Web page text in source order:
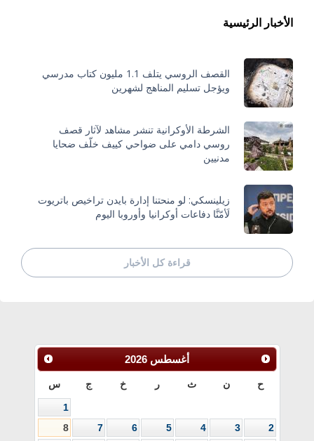
الأخبار الرئيسية
القصف الروسي يتلف 1.1 مليون كتاب مدرسي
ويؤجل تسليم المناهج لشهرين
الشرطة الأوكرانية تنشر مشاهد لآثار قصف
روسي دامي على ضواحي كييف خلّف ضحايا
مدنيين
زيلينسكي: لو منحتنا إدارة بايدن تراخيص باتريوت
لَأمّنَّا دفاعات أوكرانيا وأوروبا اليوم
قراءة كل الأخبار
أغسطس 2026
ح ن ث ر خ ج س
1
2
3
4
5
6
7
8